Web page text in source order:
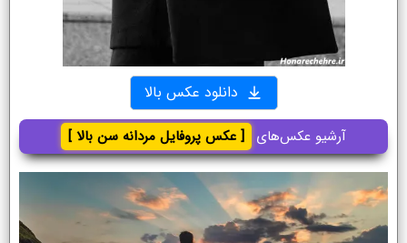
دانلود عکس بالا
آرشیو عکس‌های [ عکس پروفایل مردانه سن بالا ]